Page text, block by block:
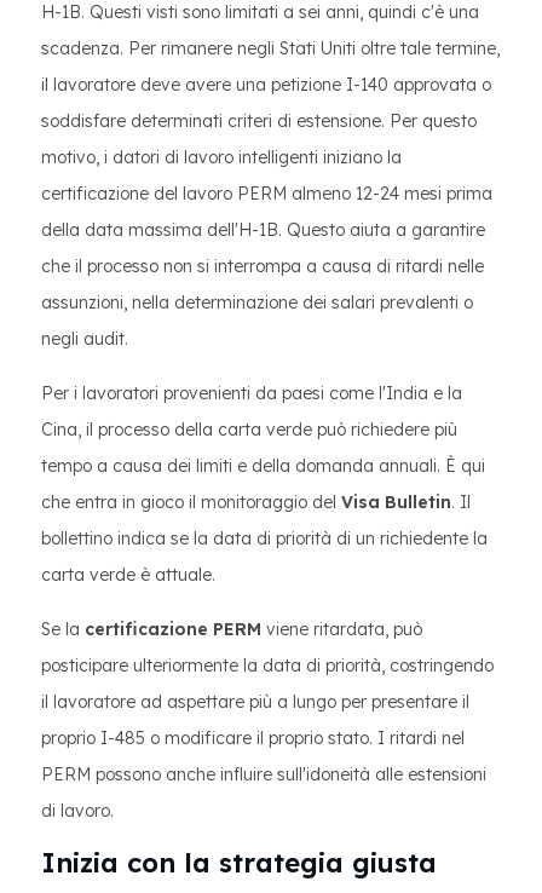
H-1B. Questi visti sono limitati a sei anni, quindi c'è una
scadenza. Per rimanere negli Stati Uniti oltre tale termine,
il lavoratore deve avere una petizione I-140 approvata o
soddisfare determinati criteri di estensione. Per questo
motivo, i datori di lavoro intelligenti iniziano la
certificazione del lavoro PERM almeno 12-24 mesi prima
della data massima dell'H-1B. Questo aiuta a garantire
che il processo non si interrompa a causa di ritardi nelle
assunzioni, nella determinazione dei salari prevalenti o
negli audit.
Per i lavoratori provenienti da paesi come l'India e la
Cina, il processo della carta verde può richiedere più
tempo a causa dei limiti e della domanda annuali. È qui
che entra in gioco il monitoraggio del Visa Bulletin. Il
bollettino indica se la data di priorità di un richiedente la
carta verde è attuale.
Se la certificazione PERM viene ritardata, può
posticipare ulteriormente la data di priorità, costringendo
il lavoratore ad aspettare più a lungo per presentare il
proprio I-485 o modificare il proprio stato. I ritardi nel
PERM possono anche influire sull'idoneità alle estensioni
di lavoro.
Inizia con la strategia giusta